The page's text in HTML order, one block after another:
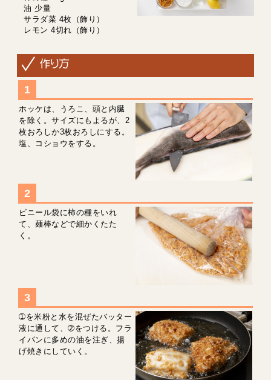
油 少量
サラダ菜 4枚（飾り）
レモン 4切れ（飾り）
ホッケは、うろこ、頭と内臓
を除く。サイズにもよるが、2
枚おろしか3枚おろしにする。
塩、コショウをする。
ビニール袋に柿の種をいれ
て、麺棒などで細かくたた
く。
➀を米粉と水を混ぜたバッター
液に通して、➁をつける。フラ
イパンに多めの油を注ぎ、揚
げ焼きにしていく。